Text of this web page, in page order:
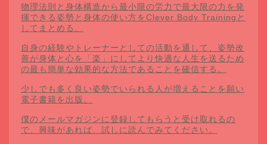
物理法則と身体構造から最小限の労力で最大限の力を発
揮できる姿勢と身体の使い方をClever Body Trainingと
してまとめる。
自身の経験やトレーナーとしての活動を通して、姿勢改
善が身体と心を「楽」にしてより快適な人生を送るため
の最も簡単な効果的な方法であることを確信する。
少しでも多く良い姿勢でいられる人が増えることを願い
電子書籍を出版。
僕のメールマガジンに登録してもらうと受け取れるの
で、興味があれば、試しに読んでみてください。